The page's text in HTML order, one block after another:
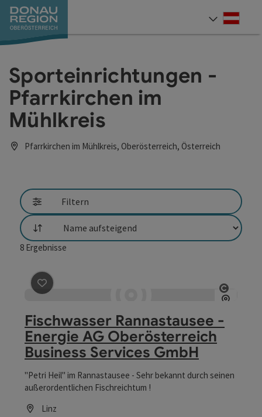
Zum Inhalt
Zur Navigation
Zum Seitenanfang
Zur Kontaktseite
Zum Impressum
Zur Startseite
Sporteinrichtungen -
Pfarrkirchen im
Mühlkreis
Pfarrkirchen im Mühlkreis, Oberösterreich, Österreich
Filtern
Sortierung
8 Ergebnisse
Beitrag merken : Fischwasser Rannastausee - Energie
Fischwasser Rannastausee -
Energie AG Oberösterreich
Business Services GmbH
"Petri Heil" im Rannastausee - Sehr bekannt durch seinen
außerordentlichen Fischreichtum !
Linz